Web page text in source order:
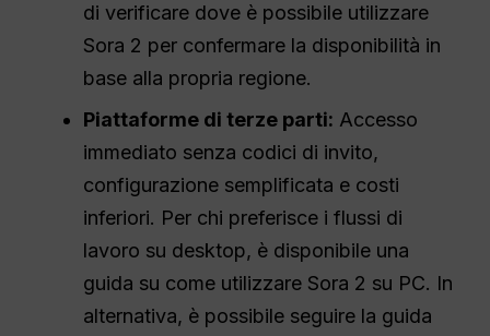
di verificare dove è possibile utilizzare
Sora 2 per confermare la disponibilità in
base alla propria regione.
Piattaforme di terze parti: Accesso
immediato senza codici di invito,
configurazione semplificata e costi
inferiori. Per chi preferisce i flussi di
lavoro su desktop, è disponibile una
guida su come utilizzare Sora 2 su PC. In
alternativa, è possibile seguire la guida